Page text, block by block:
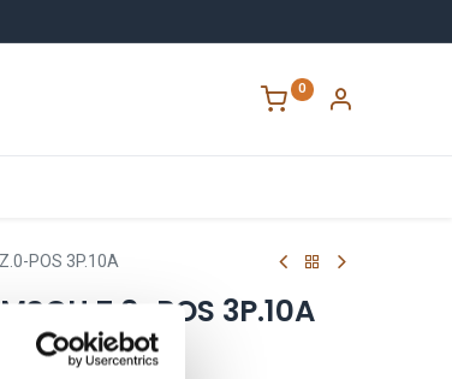
0
POS 3P.10A
POS 3P.10A